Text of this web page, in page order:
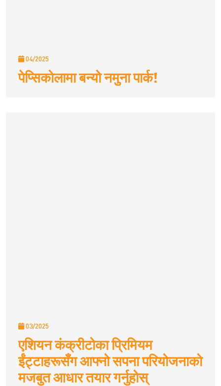
04/2025
पेप्सिकोलामा बन्यो नमुना पार्क!
03/2025
एशियन कंक्रीटोका प्रिमियम
ईंट्टाहरूसँग आफ्नो सपना परियोजनाको
मजबुत आधार तयार गर्नुहोस्